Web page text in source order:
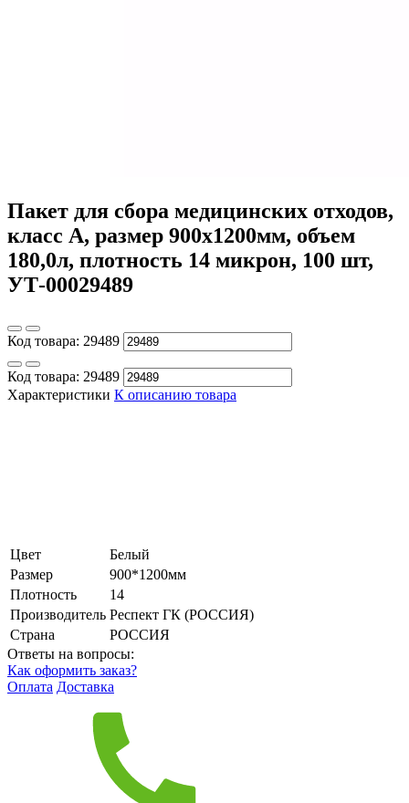
Пакет для сбора медицинских отходов,
класс А, размер 900х1200мм, объем
180,0л, плотность 14 микрон, 100 шт,
УТ-00029489
Код товара: 29489
Код товара: 29489
Характеристики К описанию товара
Цвет
Белый
Размер
900*1200мм
Плотность
14
Производитель Респект ГК (РОССИЯ)
Страна
РОССИЯ
Ответы на вопросы:
Как оформить заказ?
Оплата Доставка